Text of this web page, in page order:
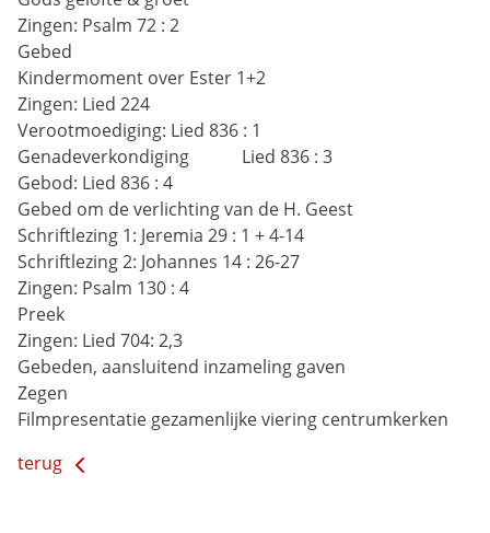
Zingen: Psalm 72 : 2
Gebed
Kindermoment over Ester 1+2
Zingen: Lied 224
Verootmoediging: Lied 836 : 1
Genadeverkondiging            Lied 836 : 3
Gebod: Lied 836 : 4
Gebed om de verlichting van de H. Geest
Schriftlezing 1: Jeremia 29 : 1 + 4-14
Schriftlezing 2: Johannes 14 : 26-27
Zingen: Psalm 130 : 4
Preek
Zingen: Lied 704: 2,3
Gebeden, aansluitend inzameling gaven
Zegen
Filmpresentatie gezamenlijke viering centrumkerken
terug